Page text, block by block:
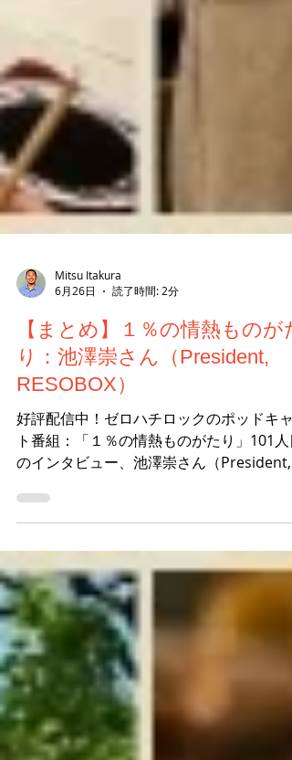
Mitsu Itakura
6月26日
読了時間: 2分
【まとめ】１％の情熱ものが
り：池澤崇さん（President,
RESOBOX）
のインタビュー、池澤崇さん（President,
RESOBOX）のお話が全４回分配信されまし
たので、まとめとしてここに書いておきま
す。